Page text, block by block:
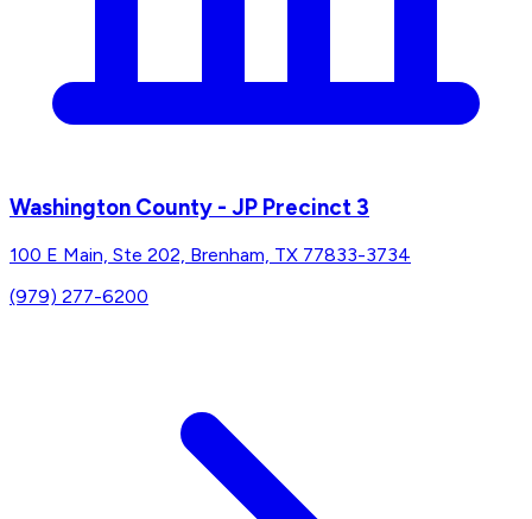
Washington County - JP Precinct 3
100 E Main, Ste 202, Brenham, TX 77833-3734
(979) 277-6200